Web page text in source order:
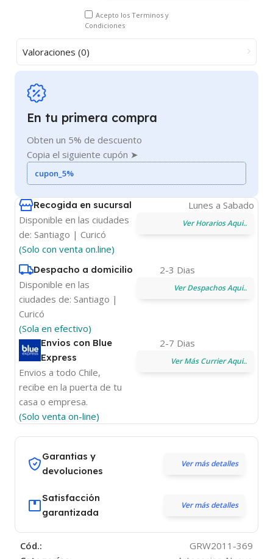
Acepto losTerminos y
Condiciones
Valoraciones (0)
En tu primera compra
Obten un 5% de descuento
Copia el siguiente cupón ➤
cupon_5%
Recogida en sucursal
Disponible en las ciudades
de: Santiago | Curicó
(Solo con venta on.line)
Ver Horarios Aqui..
Lunes a Sabado
Despacho a domicilio
Disponible en las
ciudades de: Santiago |
Curicó
(Sola en efectivo)
2-3 Dias
Ver Despachos Aqui..
Envios con Blue
Express
Envios a todo Chile,
recibe en la puerta de tu
casa o empresa.
(Solo venta on-line)
2-7 Dias
Ver Más Currier Aqui..
Garantias y
devoluciones
Ver más detalles
Satisfacción
garantizada
Ver más detalles
Cód.:
GRW2011-369